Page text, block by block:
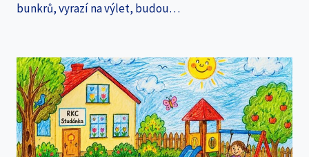
bunkrů, vyrazí na výlet, budou…